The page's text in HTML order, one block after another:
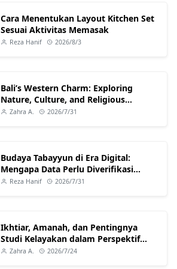
Cara Menentukan Layout Kitchen Set
Sesuai Aktivitas Memasak
Reza Hanif 2026/8/3
Bali’s Western Charm: Exploring
Nature, Culture, and Religious
Harmony
Zahra A. 2026/7/31
Budaya Tabayyun di Era Digital:
Mengapa Data Perlu Diverifikasi
Sebelum Dipercaya?
Reza Hanif 2026/7/31
Ikhtiar, Amanah, dan Pentingnya
Studi Kelayakan dalam Perspektif
Islam
Zahra A. 2026/7/24